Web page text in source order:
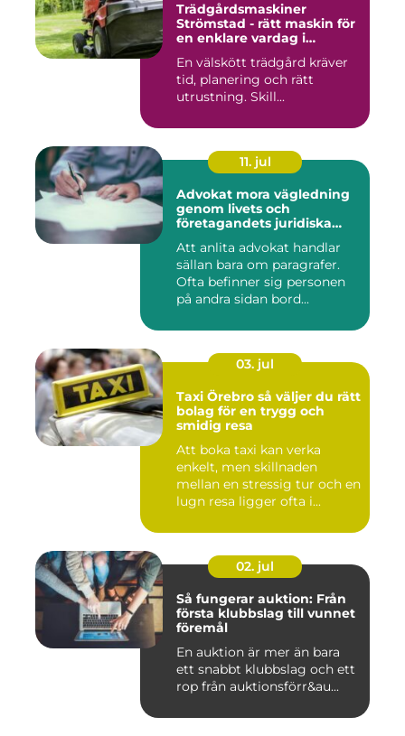
Trädgårdsmaskiner
Strömstad - rätt maskin för
en enklare vardag i
En välskött trädgård kräver
tid, planering och rätt
utrustning. Skill...
11. jul
Advokat mora vägledning
genom livets och
företagandets juridiska
Att anlita advokat handlar
sällan bara om paragrafer.
Ofta befinner sig personen
på andra sidan bord...
03. jul
Taxi Örebro så väljer du rätt
bolag för en trygg och
smidig resa
Att boka taxi kan verka
enkelt, men skillnaden
mellan en stressig tur och en
lugn resa ligger ofta i...
02. jul
Så fungerar auktion: Från
första klubbslag till vunnet
föremål
En auktion är mer än bara
ett snabbt klubbslag och ett
rop från auktionsförr&au...